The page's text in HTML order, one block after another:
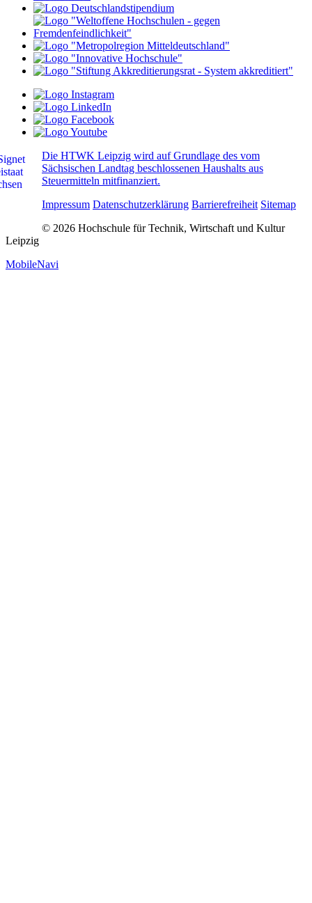
Die HTWK Leipzig wird auf Grundlage des vom
Sächsischen Landtag beschlossenen Haushalts aus
Steuermitteln mitfinanziert.
Impressum Datenschutzerklärung Barrierefreiheit Sitemap
© 2026 Hochschule für Technik, Wirtschaft und Kultur
Leipzig
MobileNavi